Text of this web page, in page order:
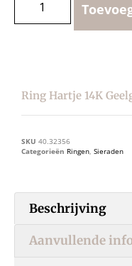
Ring Hartje 14K
SKU 40.32356
Categorieën Ringen, Sieraden
Beschrijving
Aanvullende